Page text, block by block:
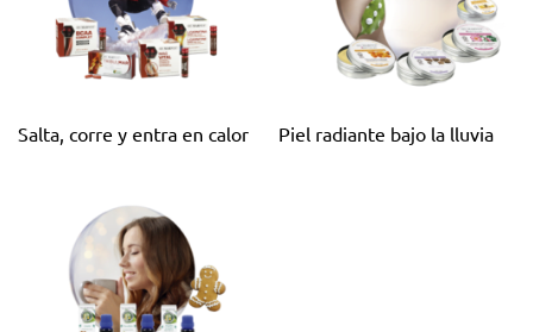
Salta, corre y entra en calor Piel radiante bajo la lluvia